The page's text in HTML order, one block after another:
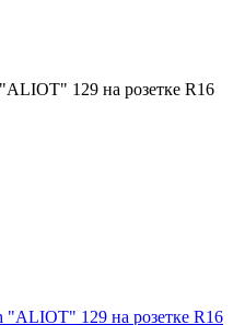
129 на розетке R16